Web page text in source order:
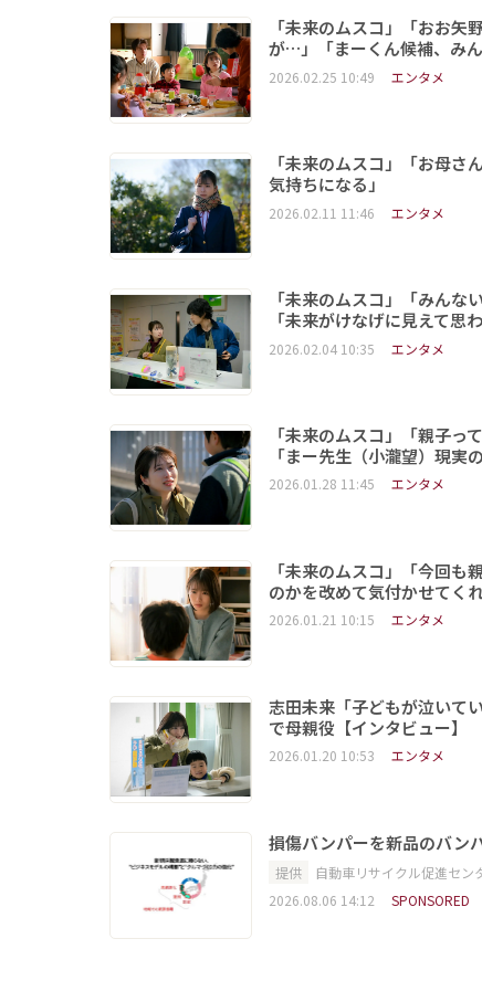
「未来のムスコ」「おお
が…」「まーくん候補、み
2026.02.25 10:49 エンタメ
「未来のムスコ」「お母
気持ちになる」
2026.02.11 11:46 エンタメ
「未来のムスコ」「みんな
「未来がけなげに見えて思
2026.02.04 10:35 エンタメ
「未来のムスコ」「親子っ
「まー先生（小瀧望）現実
2026.01.28 11:45 エンタメ
「未来のムスコ」「今回
のかを改めて気付かせてくれ
2026.01.21 10:15 エンタメ
志田未来「子どもが泣いて
で母親役【インタビュー】
2026.01.20 10:53 エンタメ
損傷バンパーを新品のバン
提供
自動車リサイクル促進セン
2026.08.06 14:12
SPONSORED